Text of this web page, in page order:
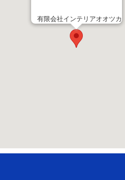
有限会社インテリアオオツカ